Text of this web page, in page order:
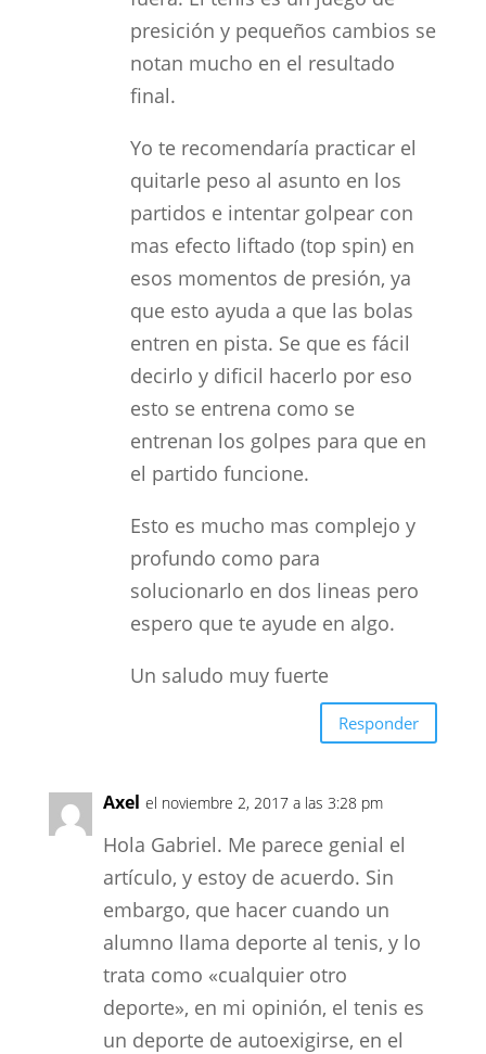
presición y pequeños cambios se
notan mucho en el resultado
final.
Yo te recomendaría practicar el
quitarle peso al asunto en los
partidos e intentar golpear con
mas efecto liftado (top spin) en
esos momentos de presión, ya
que esto ayuda a que las bolas
entren en pista. Se que es fácil
decirlo y dificil hacerlo por eso
esto se entrena como se
entrenan los golpes para que en
el partido funcione.
Esto es mucho mas complejo y
profundo como para
solucionarlo en dos lineas pero
espero que te ayude en algo.
Un saludo muy fuerte
Responder
Axel el noviembre 2, 2017 a las 3:28 pm
Hola Gabriel. Me parece genial el
artículo, y estoy de acuerdo. Sin
embargo, que hacer cuando un
alumno llama deporte al tenis, y lo
trata como «cualquier otro
deporte», en mi opinión, el tenis es
un deporte de autoexigirse, en el